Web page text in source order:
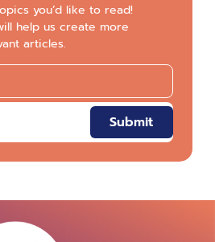
you’d like to read!
help us create more
articles.
Submit